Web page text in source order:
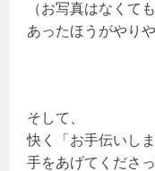
（お写真はなくて
あったほうがやり
そして、
快く「お手伝いし
手をあげてくださっ